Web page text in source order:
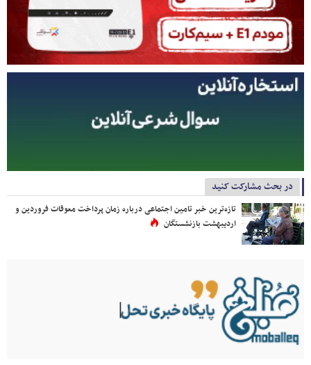
در بحث مشارکت کنید
تازه‌ترین خبر تامین اجتماعی درباره زمان پرداخت معوقات فروردین و
اردیبهشت بازنشستگان